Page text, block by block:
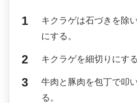
キクラゲは石づきを除
にする。
キクラゲを細切りにする
牛肉と豚肉を包丁で叩
る。